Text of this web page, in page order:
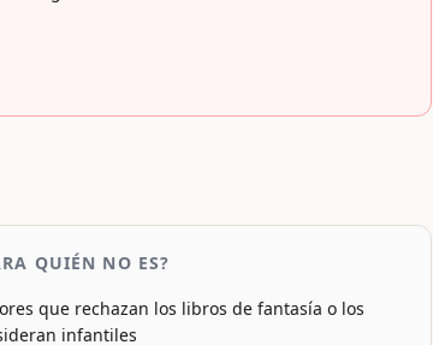
QUIÉN NO ES?
que rechazan los libros de fantasía o los
infantiles